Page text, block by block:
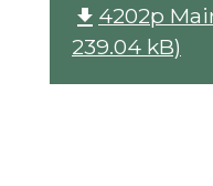
file_download 4202p
239.04 kB)